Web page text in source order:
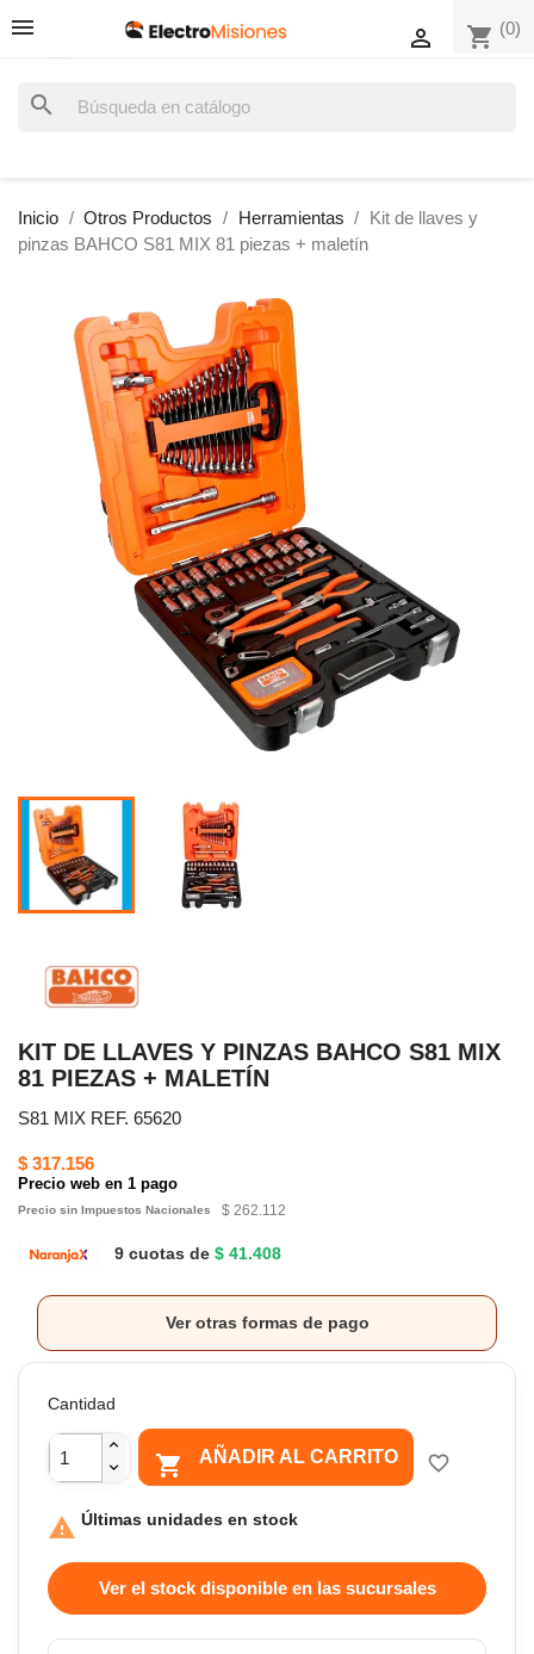
shopping_cart (0)

search
Inicio Otros Productos Herramientas
Kit de llaves y
pinzas BAHCO S81 MIX 81 piezas + maletín
KIT DE LLAVES Y PINZAS BAHCO S81 MIX
81 PIEZAS + MALETÍN
S81 MIX REF. 65620
$ 317.156
Precio web en 1 pago
Precio sin Impuestos Nacionales $ 262.112
9 cuotas de $ 41.408
Ver otras formas de pago
Cantidad
 AÑADIR AL CARRITO favorite_border
 Últimas unidades en stock
Ver el stock disponible en las sucursales